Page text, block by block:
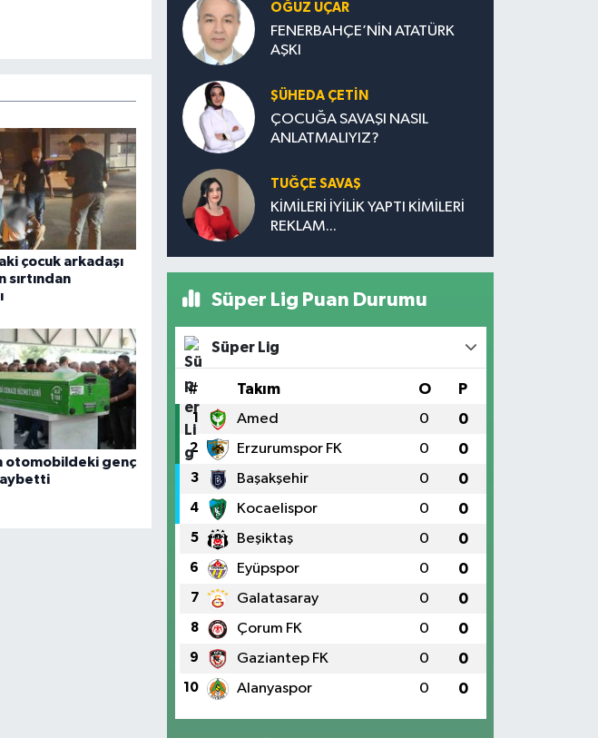
çocuk arkadaşı
sırtından
otomobildeki genç
OĞUZ UÇAR
FENERBAHÇE’NİN ATATÜRK
AŞKI
ŞÜHEDA ÇETİN
ÇOCUĞA SAVAŞI NASIL
ANLATMALIYIZ?
TUĞÇE SAVAŞ
KİMİLERİ İYİLİK YAPTI KİMİLERİ
REKLAM...
Süper Lig Puan Durumu
Süper Lig
# Takım O P
1 Amed 0 0
2 Erzurumspor FK 0 0
3 Başakşehir 0 0
4 Kocaelispor 0 0
5 Beşiktaş 0 0
6 Eyüpspor 0 0
7 Galatasaray 0 0
8 Çorum FK 0 0
9 Gaziantep FK 0 0
10 Alanyaspor 0 0